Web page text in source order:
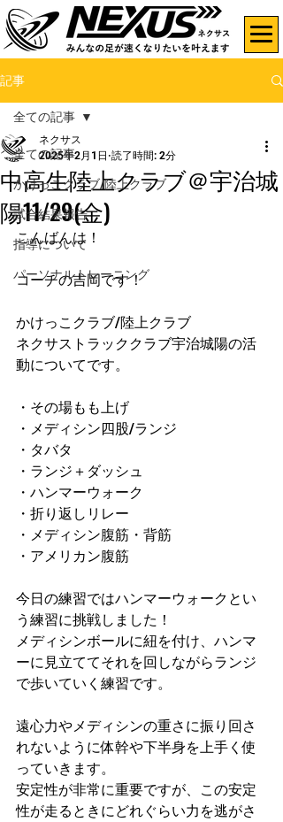
記事
全ての記事
かけっこクラブ/陸上クラブ
試合結果報告
指導について
パーソナルトレーニング
全ての記事
中高生陸上クラブ＠宇治城
陽11/29(金)
ネクサス
2025年2月1日 読了時間: 2分
こんばんは！
コーチの吉岡です！
かけっこクラブ/陸上クラブ
ネクサストラッククラブ宇治城陽の活
動についてです。
・その場もも上げ
・メディシン四股/ランジ
・タバタ
・ランジ＋ダッシュ
・ハンマーウォーク
・折り返しリレー
・メディシン腹筋・背筋
・アメリカン腹筋
今日の練習ではハンマーウォークとい
う練習に挑戦しました！
メディシンボールに紐を付け、ハンマ
ーに見立ててそれを回しながらランジ
で歩いていく練習です。
遠心力やメディシンの重さに振り回さ
れないように体幹や下半身を上手く使
っていきます。
安定性が非常に重要ですが、この安定
性が走るときにどれぐらい力を逃がさ